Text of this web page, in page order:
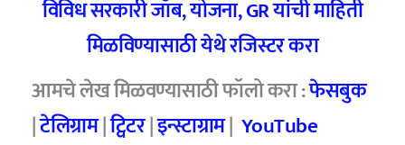
विविध सरकारी जॉब, योजना, GR यांची माहिती
मिळविण्यासाठी येथे रजिस्टर करा
आमचे लेख मिळवण्यासाठी फॉलो करा :फेसबुक
|टेलिग्राम|ट्विटर|इन्स्टाग्राम| YouTube